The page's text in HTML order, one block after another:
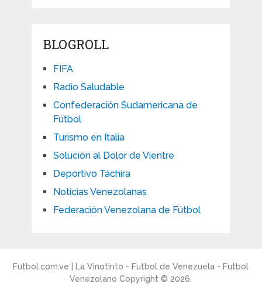
BLOGROLL
FIFA
Radio Saludable
Confederación Sudamericana de
Fútbol
Turismo en Italia
Solución al Dolor de Vientre
Deportivo Táchira
Noticias Venezolanas
Federación Venezolana de Fútbol
Futbol.com.ve | La Vinotinto - Futbol de Venezuela - Futbol
Venezolano Copyright © 2026.